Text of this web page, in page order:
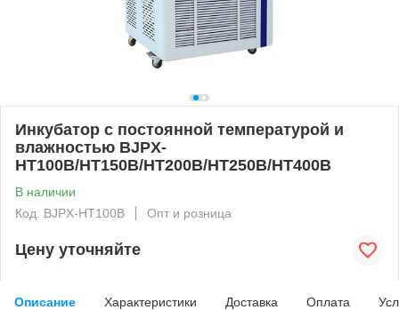
Инкубатор с постоянной температурой и
влажностью BJPX-
HT100B/HT150B/HT200B/HT250B/HT400B
В наличии
Код: BJPX-HT100B
Опт и розница
Цену уточняйте
Описание Характеристики Доставка Оплата